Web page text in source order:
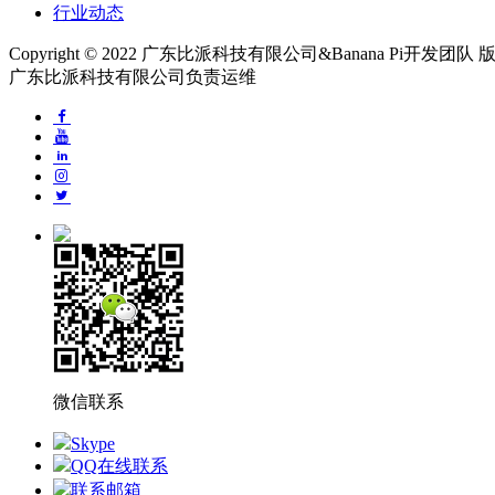
行业动态
Copyright © 2022 广东比派科技有限公司&Banana Pi开发团队
广东比派科技有限公司负责运维
微信联系
Skype
QQ在线联系
联系邮箱